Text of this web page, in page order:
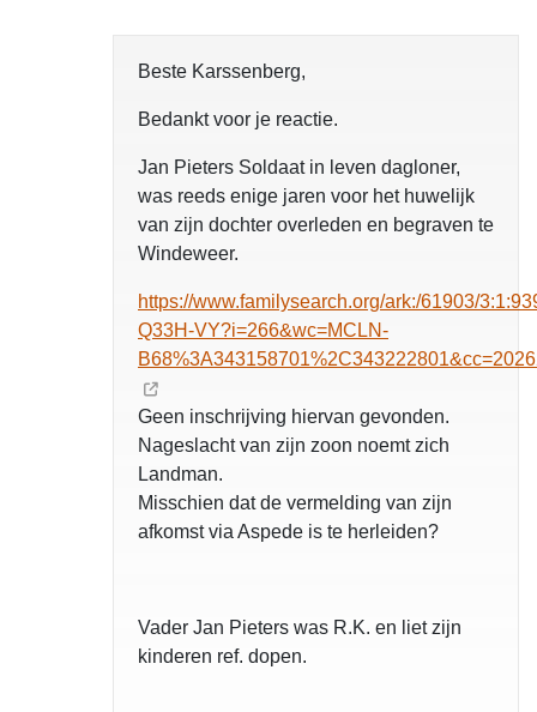
Beste Karssenberg,
Bedankt voor je reactie.
Jan Pieters Soldaat in leven dagloner,
was reeds enige jaren voor het huwelijk
van zijn dochter overleden en begraven te
Windeweer.
https://www.familysearch.org/ark:/61903/
Q33H-VY?i=266&wc=MCLN-
Geen inschrijving hiervan gevonden.
Nageslacht van zijn zoon noemt zich
Landman.
Misschien dat de vermelding van zijn
afkomst via Aspede is te herleiden?
Vader Jan Pieters was R.K. en liet zijn
kinderen ref. dopen.